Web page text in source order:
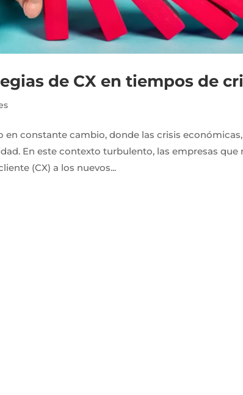
de CX en tiempos de
constante cambio, donde las crisis
En este contexto turbulento, las empresas que
(CX) a los nuevos...